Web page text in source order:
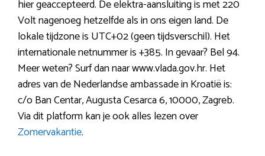
hier geaccepteerd. De elektra-aansluiting is met 220
Volt nagenoeg hetzelfde als in ons eigen land. De
lokale tijdzone is UTC+02 (geen tijdsverschil). Het
internationale netnummer is +385. In gevaar? Bel 94.
Meer weten? Surf dan naar www.vlada.gov.hr. Het
adres van de Nederlandse ambassade in Kroatië is:
c/o Ban Centar, Augusta Cesarca 6, 10000, Zagreb.
Via dit platform kan je ook alles lezen over
Zomervakantie.